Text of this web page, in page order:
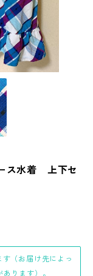
ス水着 上下セ
（お届け先によっ
ります）。